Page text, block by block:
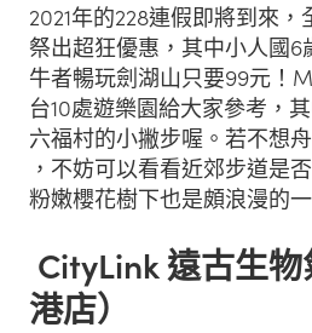
2021年的228連假即將到來
祭出超狂優惠，其中小人國6
牛者暢玩劍湖山只要99元！
台10處遊樂園給大家參考，
六福村的小撇步喔。若不想
，不妨可以看看近郊步道是
粉嫩櫻花樹下也是頗浪漫的
CityLink 遠古生
港店）